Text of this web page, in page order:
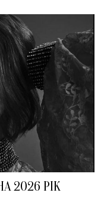
2026 РІК